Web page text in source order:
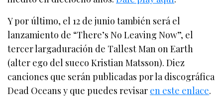
Y por último, el 12 de junio también será el
lanzamiento de “There’s No Leaving Now”, el
tercer largaduración de Tallest Man on Earth
(alter ego del sueco Kristian Matsson). Diez
canciones que serán publicadas por la discográfica
Dead Oceans y que puedes revisar en este enlace.